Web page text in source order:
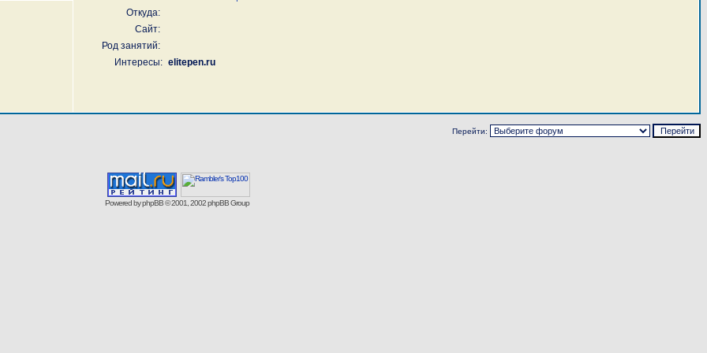
Откуда:
Сайт:
Род занятий:
Интересы: elitepen.ru
Перейти:
Powered byphpBB© 2001, 2002 phpBB Group